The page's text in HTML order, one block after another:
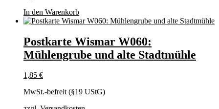
In den Warenkorb
Postkarte Wismar W060:
Mühlengrube und alte Stadtmühle
1,85 €
MwSt.-befreit (§19 UStG)